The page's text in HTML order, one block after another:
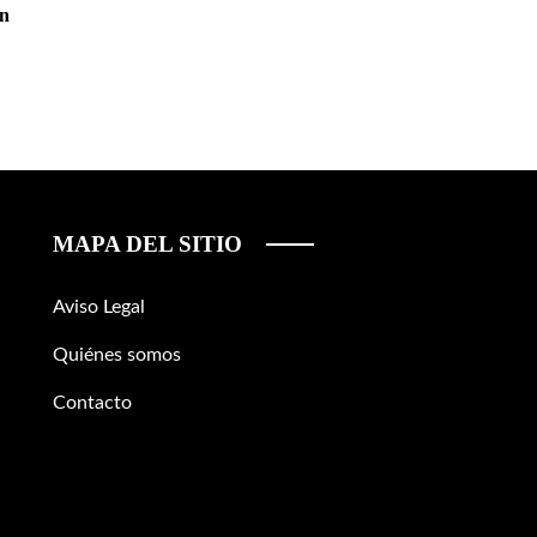
MAPA DEL SITIO
Aviso Legal
Quiénes somos
Contacto